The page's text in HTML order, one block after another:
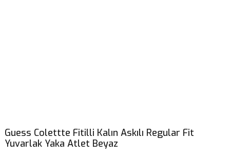
Guess Colettte Fitilli Kalın Askılı Regular Fit
Yuvarlak Yaka Atlet Beyaz